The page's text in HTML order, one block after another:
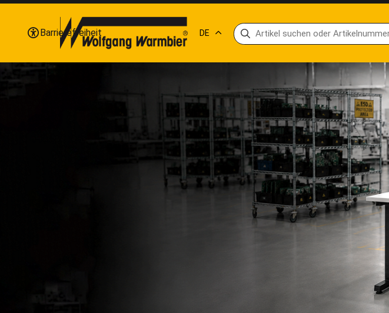
Barrierefreiheit DE